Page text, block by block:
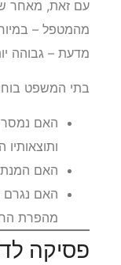
עם זאת, מאחר
מהמטפל –
מדעת – גבוהה
בתי המשפט
האם נמסר
ותוצאותיו
האם
האם נגרם
מהפרת
פסיקה